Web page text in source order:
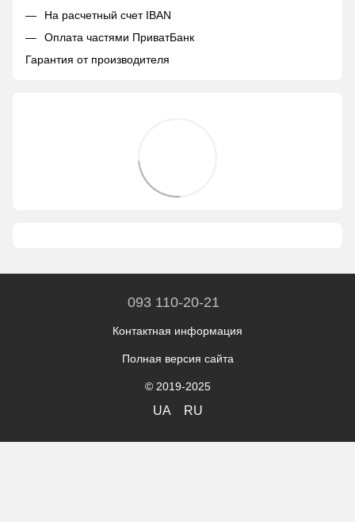
На расчетный счет IBAN
Оплата частями ПриватБанк
Гарантия от производителя
093 110-20-21
Контактная информация
Полная версия сайта
© 2019-2025
UA RU